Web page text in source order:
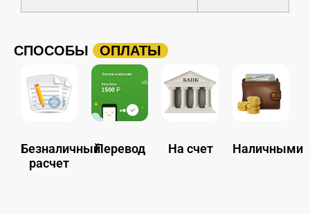
СПОСОБЫ ОПЛАТЫ
Безналичный
расчет
Перевод На счет Наличными